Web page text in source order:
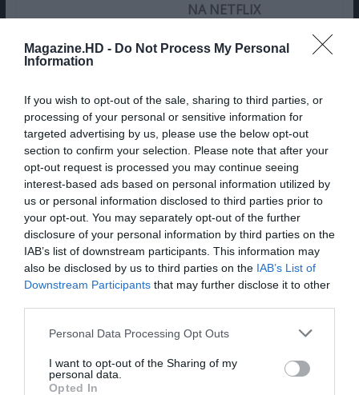
Magazine.HD - Do Not Process My Personal
Information
If you wish to opt-out of the sale, sharing to third parties, or
processing of your personal or sensitive information for
targeted advertising by us, please use the below opt-out
section to confirm your selection. Please note that after your
opt-out request is processed you may continue seeing
interest-based ads based on personal information utilized by
us or personal information disclosed to third parties prior to
your opt-out. You may separately opt-out of the further
disclosure of your personal information by third parties on the
IAB’s list of downstream participants. This information may
also be disclosed by us to third parties on the IAB’s List of
Downstream Participants that may further disclose it to other
Personal Data Processing Opt Outs
I want to opt-out of the Sharing of my
personal data.
Opted In
NA NETFLIX
Share This Post:
Deixe um comentário
O seu endereço de email não será publicado.Campos
obrigatórios marcados com*
Comentário*
Nome